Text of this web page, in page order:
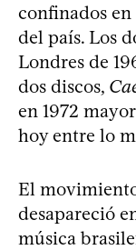
confinados
del país. Los
Londres de
dos discos,
en 1972
hoy entre lo
El
desapareció
música